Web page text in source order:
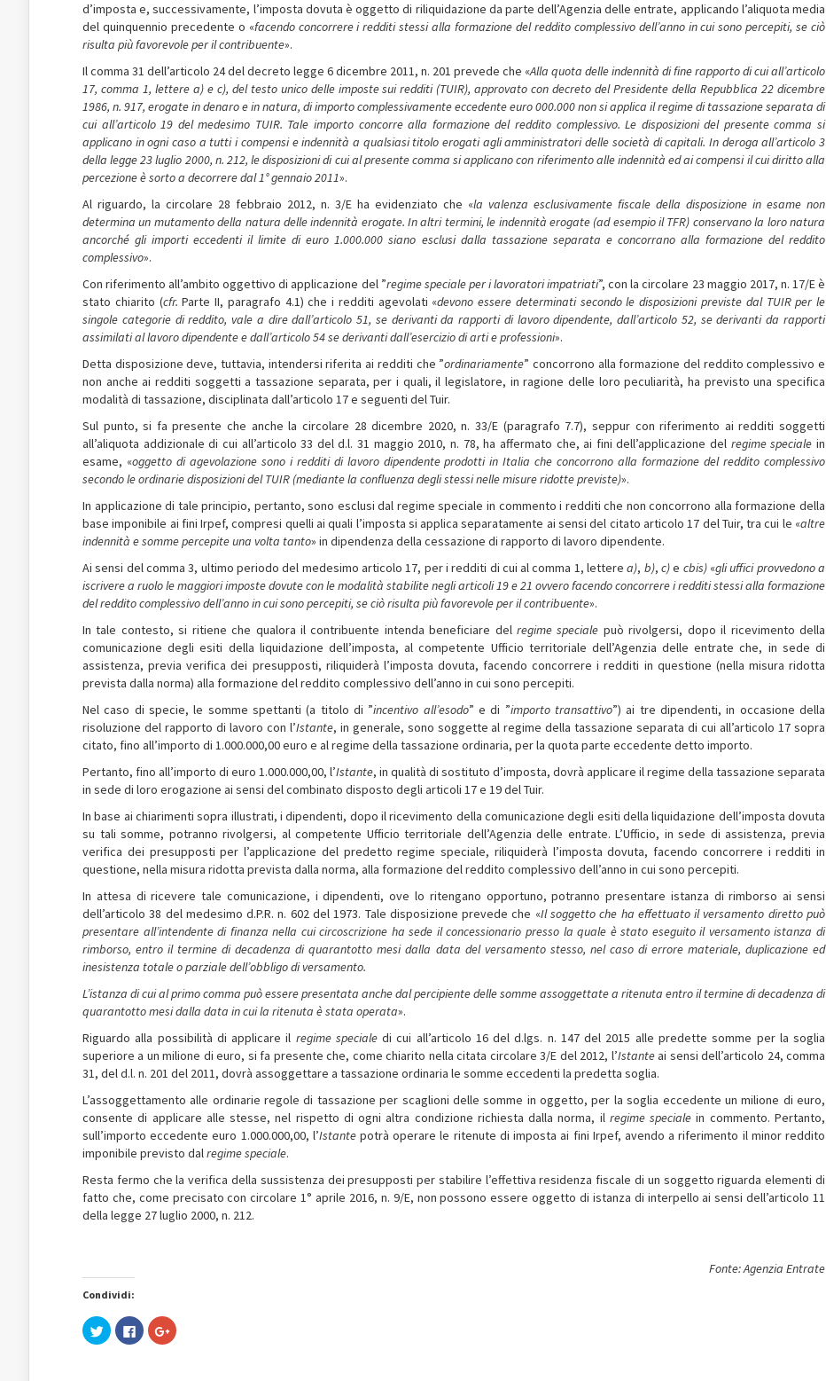
d’imposta e, successivamente, l’imposta dovuta è oggetto di riliquidazione da parte dell’Agenzia delle entrate, applicando l’aliquota media
del quinquennio precedente o «facendo concorrere i redditi stessi alla formazione del reddito complessivo dell’anno in cui sono percepiti, se ciò
risulta più favorevole per il contribuente».
Il comma 31 dell’articolo 24 del decreto legge 6 dicembre 2011, n. 201 prevede che «Alla quota delle indennità di fine rapporto di cui all’articolo
17, comma 1, lettere a) e c), del testo unico delle imposte sui redditi (TUIR), approvato con decreto del Presidente della Repubblica 22 dicembre
1986, n. 917, erogate in denaro e in natura, di importo complessivamente eccedente euro 000.000 non si applica il regime di tassazione separata di
cui all’articolo 19 del medesimo TUIR. Tale importo concorre alla formazione del reddito complessivo. Le disposizioni del presente comma si
applicano in ogni caso a tutti i compensi e indennità a qualsiasi titolo erogati agli amministratori delle società di capitali. In deroga all’articolo 3
della legge 23 luglio 2000, n. 212, le disposizioni di cui al presente comma si applicano con riferimento alle indennità ed ai compensi il cui diritto alla
percezione è sorto a decorrere dal 1° gennaio 2011».
Al riguardo, la circolare 28 febbraio 2012, n. 3/E ha evidenziato che «la valenza esclusivamente fiscale della disposizione in esame non
determina un mutamento della natura delle indennità erogate. In altri termini, le indennità erogate (ad esempio il TFR) conservano la loro natura
ancorché gli importi eccedenti il limite di euro1.000.000 siano esclusi dalla tassazione separata e concorrano alla formazione del reddito
complessivo».
Con riferimento all’ambito oggettivo di applicazione del ”regime speciale per i lavoratori impatriati”, con la circolare 23 maggio 2017, n. 17/E è
stato chiarito (cfr.Parte II, paragrafo 4.1) che i redditi agevolati «devono essere determinati secondo le disposizioni previste dal TUIR per le
singole categorie di reddito, vale a dire dall’articolo 51, se derivanti da rapporti di lavoro dipendente, dall’articolo 52, se derivanti da rapporti
assimilati al lavoro dipendente e dall’articolo 54 se derivanti dall’esercizio di arti e professioni».
Detta disposizione deve, tuttavia, intendersi riferita ai redditi che ”ordinariamente” concorrono alla formazione del reddito complessivo e
non anche ai redditi soggetti a tassazione separata, per i quali, il legislatore, in ragione delle loro peculiarità, ha previsto una specifica
modalità di tassazione, disciplinata dall’articolo 17 e seguenti del Tuir.
Sul punto, si fa presente che anche la circolare 28 dicembre 2020, n. 33/E (paragrafo 7.7), seppur con riferimento ai redditi soggetti
all’aliquota addizionale di cui all’articolo 33 del d.l. 31 maggio 2010, n. 78, ha affermato che, ai fini dell’applicazione del regime specialein
esame, «oggetto di agevolazione sono i redditi di lavoro dipendente prodotti in Italia che concorrono alla formazione del reddito complessivo
secondo le ordinarie disposizioni del TUIR (mediante la confluenza degli stessi nelle misure ridotte previste)».
In applicazione di tale principio, pertanto, sono esclusi dal regime speciale in commento i redditi che non concorrono alla formazione della
base imponibile ai fini Irpef, compresi quelli ai quali l’imposta si applica separatamente ai sensi del citato articolo 17 del Tuir, tra cui le «altre
indennità e somme percepite una volta tanto» in dipendenza della cessazione di rapporto di lavoro dipendente.
Ai sensi del comma 3, ultimo periodo del medesimo articolo 17, per i redditi di cui al comma 1, letterea), b),c)e c­bis) «gli uffici provvedono a
iscrivere a ruolo le maggiori imposte dovute con le modalità stabilite negli articoli 19 e 21 ovvero facendoconcorrere i redditi stessi alla formazione
del reddito complessivo dell’anno in cui sono percepiti, se ciò risulta più favorevole per il contribuente».
In tale contesto, si ritiene che qualora il contribuente intenda beneficiare delregime speciale può rivolgersi, dopo il ricevimento della
comunicazione degli esiti della liquidazione dell’imposta, al competente Ufficio territoriale dell’Agenzia delle entrate che, in sede di
assistenza, previa verifica dei presupposti, riliquiderà l’imposta dovuta, facendo concorrere i redditi in questione (nella misura ridotta
prevista dalla norma) alla formazione del reddito complessivo dell’anno in cui sono percepiti.
Nel caso di specie, le somme spettanti (a titolo di ”incentivo all’esodo” e di ”importo transattivo”) ai tre dipendenti, in occasione della
risoluzione del rapporto di lavoro con l’Istante, in generale, sono soggette al regime della tassazione separata di cui all’articolo 17 sopra
citato, fino all’importo di 1.000.000,00 euro e al regime della tassazione ordinaria, per la quota parte eccedente detto importo.
Pertanto, fino all’importo di euro 1.000.000,00, l’Istante, in qualità di sostituto d’imposta, dovrà applicare il regime della tassazione separata
in sede di loro erogazione ai sensi del combinato disposto degli articoli 17 e 19 del Tuir.
In base ai chiarimenti sopra illustrati, i dipendenti, dopo il ricevimento della comunicazione degli esiti della liquidazione dell’imposta dovuta
su tali somme, potranno rivolgersi, al competente Ufficio territoriale dell’Agenzia delle entrate. L’Ufficio, in sede di assistenza, previa
verifica dei presupposti per l’applicazione del predetto regime speciale, riliquiderà l’imposta dovuta, facendo concorrere i redditi in
questione, nella misura ridotta prevista dalla norma, alla formazione del reddito complessivo dell’anno in cui sono percepiti.
In attesa di ricevere tale comunicazione, i dipendenti, ove lo ritengano opportuno, potranno presentare istanza di rimborso ai sensi
dell’articolo 38 del medesimo d.P.R. n. 602 del 1973. Tale disposizione prevede che «Il soggetto che ha effettuato il versamento diretto può
presentare all’intendente di finanza nella cui circoscrizione ha sede il concessionario presso la quale è stato eseguito il versamento istanza di
rimborso, entro il termine di decadenza di quarantotto mesi dalla data del versamento stesso, nel caso di errore materiale, duplicazione ed
inesistenza totale o parziale dell’obbligo di versamento.
L’istanza di cui al primo comma può essere presentata anche dal percipiente delle somme assoggettate a ritenuta entro il termine di decadenza di
quarantotto mesi dalla data in cui la ritenuta è stata operata».
Riguardo alla possibilità di applicare il regime specialedi cui all’articolo 16 del d.lgs. n. 147 del 2015 alle predette somme per la soglia
superiore a un milione di euro, si fa presente che, come chiarito nella citata circolare 3/E del 2012, l’Istanteai sensi dell’articolo 24, comma
31, del d.l. n. 201 del 2011, dovrà assoggettare a tassazione ordinaria le somme eccedenti la predetta soglia.
L’assoggettamento alle ordinarie regole di tassazione per scaglioni delle somme in oggetto, per la soglia eccedente un milione di euro,
consente di applicare alle stesse, nel rispetto di ogni altra condizione richiesta dalla norma, il regime specialein commento. Pertanto,
sull’importo eccedente euro 1.000.000,00, l’Istantepotrà operare le ritenute di imposta ai fini Irpef, avendo a riferimento il minor reddito
imponibile previsto dalregime speciale.
Resta fermo che la verifica della sussistenza dei presupposti per stabilire l’effettiva residenza fiscale di un soggetto riguarda elementi di
fatto che, come precisato con circolare 1° aprile 2016, n. 9/E, non possono essere oggetto di istanza di interpello ai sensi dell’articolo 11
della legge 27 luglio 2000, n. 212.
Fonte: Agenzia Entrate
Condividi:
Fai
clic
Fai
clic
Fai
clic